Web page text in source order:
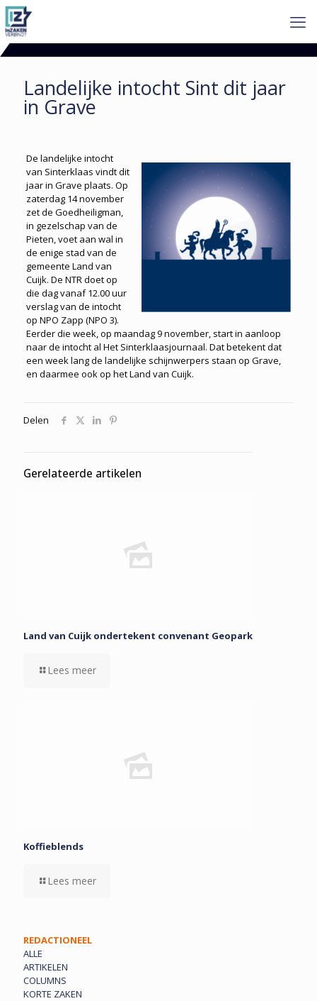
Landelijke intocht Sint dit jaar
in Grave
De landelijke intocht
van Sinterklaas vindt dit
jaar in Grave plaats. Op
zaterdag 14 november
zet de Goedheiligman,
in gezelschap van de
Pieten, voet aan wal in
de enige stad van de
gemeente Land van
Cuijk. De NTR doet op
die dag vanaf 12.00 uur
verslag van de intocht
op NPO Zapp (NPO 3).
Eerder die week, op maandag 9 november, start in aanloop
naar de intocht al Het Sinterklaasjournaal. Dat betekent dat
een week lang de landelijke schijn­werpers staan op Grave,
en daarmee ook op het Land van Cuijk.
Delen
Gerelateerde artikelen
Land van Cuijk ondertekent convenant Geopark
Lees meer
Koffieblends
Lees meer
REDACTIONEEL
ALLE
ARTIKELEN
COLUMNS
KORTE ZAKEN